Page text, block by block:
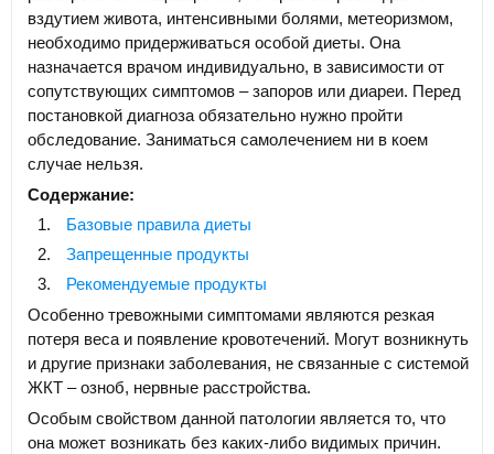
вздутием живота, интенсивными болями, метеоризмом,
необходимо придерживаться особой диеты. Она
назначается врачом индивидуально, в зависимости от
сопутствующих симптомов – запоров или диареи. Перед
постановкой диагноза обязательно нужно пройти
обследование. Заниматься самолечением ни в коем
случае нельзя.
Содержание:
Базовые правила диеты
Запрещенные продукты
Рекомендуемые продукты
Особенно тревожными симптомами являются резкая
потеря веса и появление кровотечений. Могут возникнуть
и другие признаки заболевания, не связанные с системой
ЖКТ – озноб, нервные расстройства.
Особым свойством данной патологии является то, что
она может возникать без каких-либо видимых причин.